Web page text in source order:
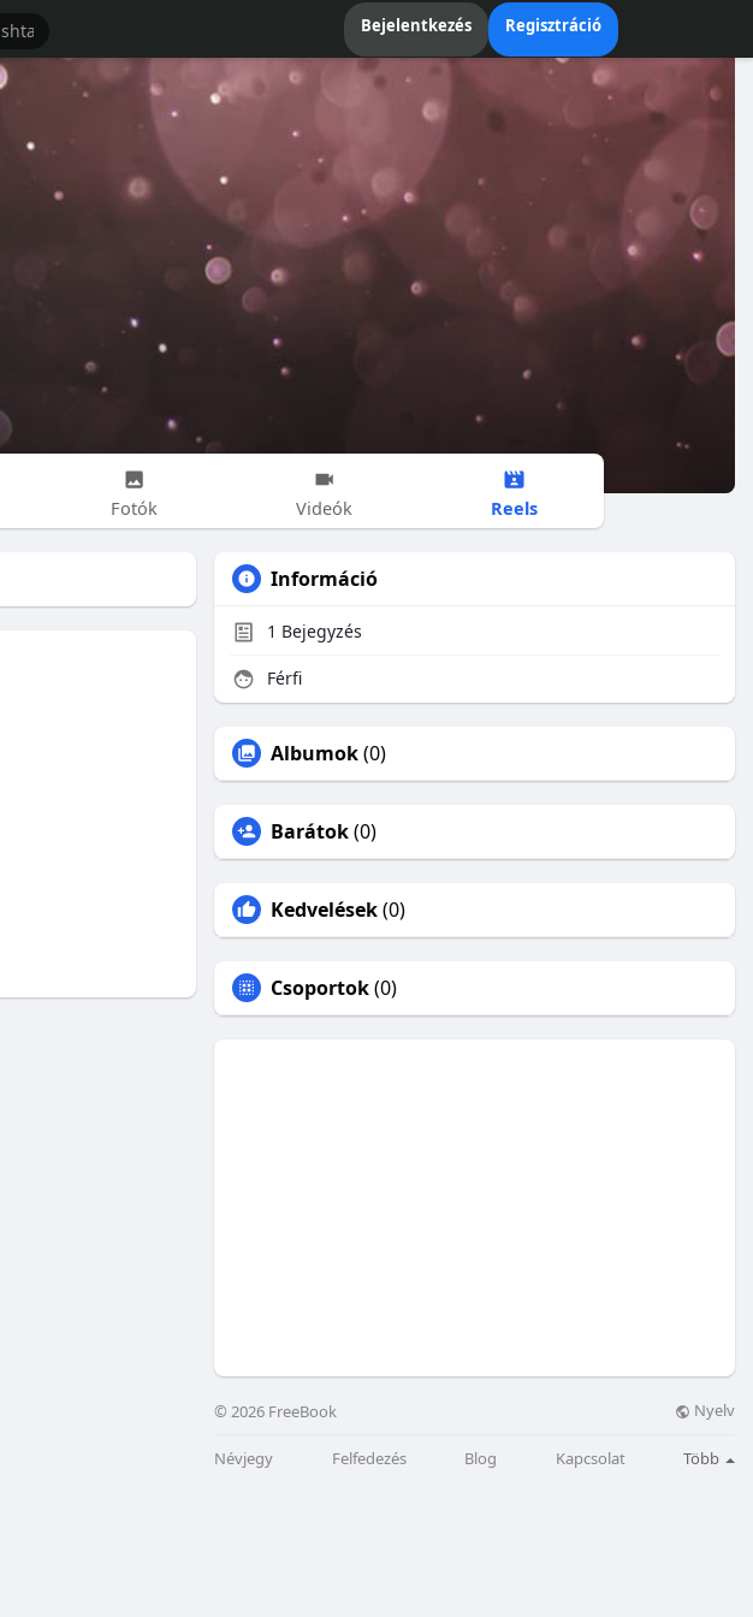
Bejelentkezés Regisztráció
Fotók Videók Reels
Információ
1 Bejegyzés
Férfi
Albumok(0)
Barátok(0)
Kedvelések(0)
Csoportok(0)
© 2026 FreeBook Nyelv
Névjegy Felfedezés Blog Kapcsolat Több